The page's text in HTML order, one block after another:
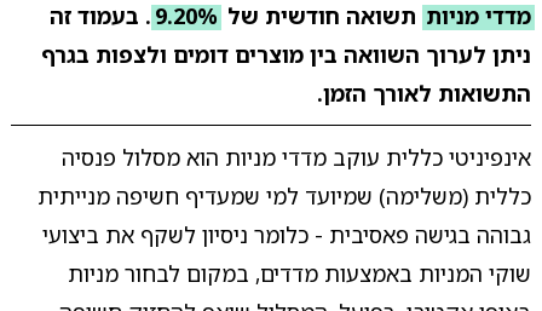
מדדי מניות תשואה חודשית של 9.20% . בעמוד זה
ניתן לערוך השוואה בין מוצרים דומים ולצפות בגרף
התשואות לאורך הזמן.
אינפיניטי כללית עוקב מדדי מניות הוא מסלול פנסיה
כללית (משלימה) שמיועד למי שמעדיף חשיפה מנייתית
גבוהה בגישה פאסיבית - כלומר ניסיון לשקף את ביצועי
שוקי המניות באמצעות מדדים, במקום לבחור מניות